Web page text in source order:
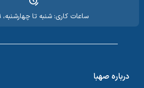
ساعات کاری: شنبه تا چهارشنبه، ۹ الی ۱۷
درباره صهبا